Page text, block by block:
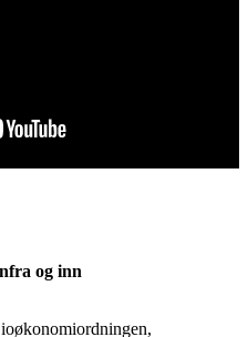
og inn